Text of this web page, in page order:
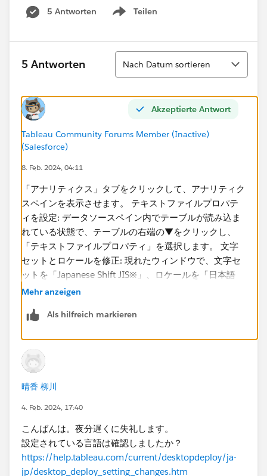
5 Antworten
Teilen
Show menu
5 Antworten
Sortieren
Nach Datum sortieren
Akzeptierte Antwort
Tableau Community Forums Member (Inactive)
(Salesforce)
8. Feb. 2024, 04:11
「アナリティクス」タブをクリックして、アナリティク
スペインを表示させます。 テキストファイルプロパテ
ィを設定: データソースペイン内でテーブルが読み込ま
れている状態で、テーブルの右端の▼をクリックし、
「テキストファイルプロパティ」を選択します。 文字
セットとロケールを修正: 現れたウィンドウで、文字セ
ットを「Japanese Shift JIS※」、ロケールを「日本語
（日本）」に変更でできるかと思いました。
Mehr anzeigen
Als hilfreich markieren
晴香 柳川
4. Feb. 2024, 17:40
こんばんは。夜分遅くに失礼します。
設定されている言語は確認しましたか？
https://help.tableau.com/current/desktopdeploy/ja-
jp/desktop_deploy_setting_changes.htm